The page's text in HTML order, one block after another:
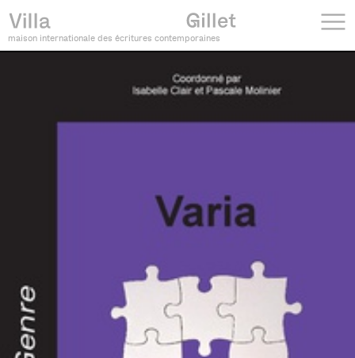
maison internationale des écritures contemporaines